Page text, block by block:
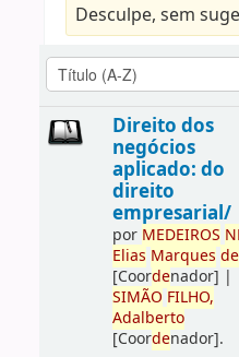
Desculpe, sem
Direito dos
negócios
aplicado: do
direito
empresarial/
por MEDEIROS
Elias Marques de
[Coordenador] |
SIMÃO FILHO,
Adalberto
[Coordenador].